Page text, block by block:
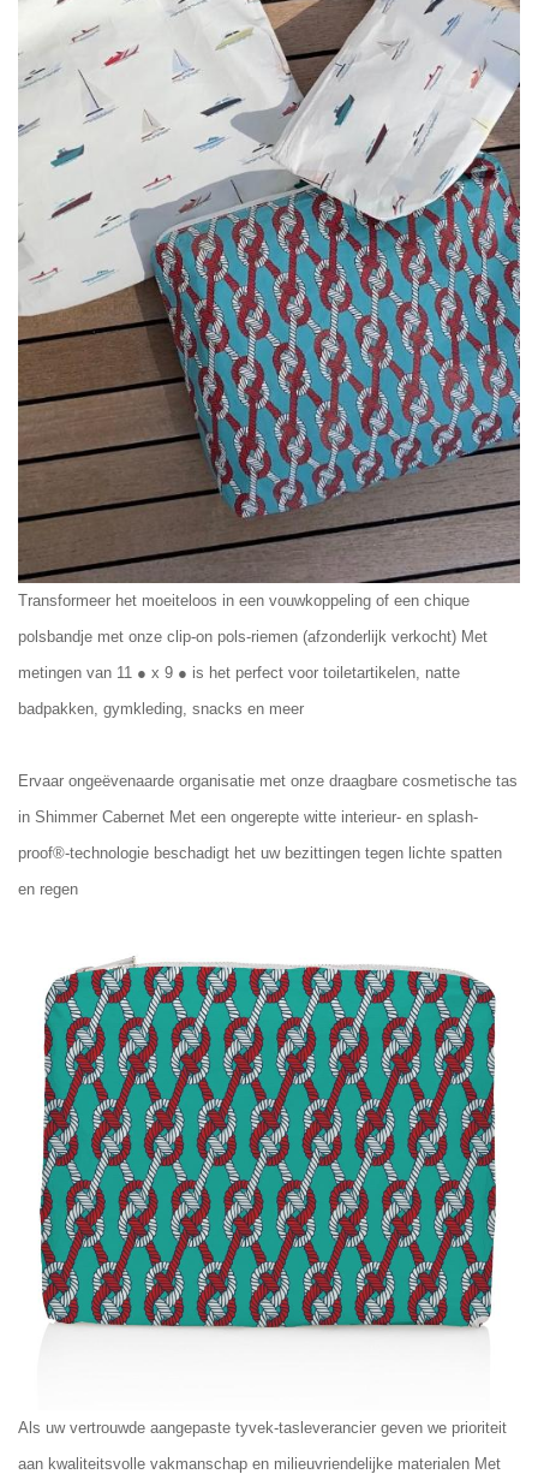
Transformeer het moeiteloos in een vouwkoppeling of een chique
polsbandje met onze clip-on pols-riemen (afzonderlijk verkocht) Met
metingen van 11 ● x 9 ● is het perfect voor toiletartikelen, natte
badpakken, gymkleding, snacks en meer
Ervaar ongeëvenaarde organisatie met onze draagbare cosmetische tas
in Shimmer Cabernet Met een ongerepte witte interieur- en splash-
proof®-technologie beschadigt het uw bezittingen tegen lichte spatten
en regen
Als uw vertrouwde aangepaste tyvek-tasleverancier geven we prioriteit
aan kwaliteitsvolle vakmanschap en milieuvriendelijke materialen Met